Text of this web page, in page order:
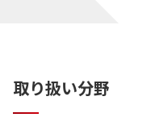
取り扱い分野